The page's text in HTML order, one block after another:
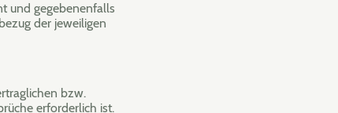
und gegebenenfalls
der jeweiligen
bzw.
erforderlich ist.